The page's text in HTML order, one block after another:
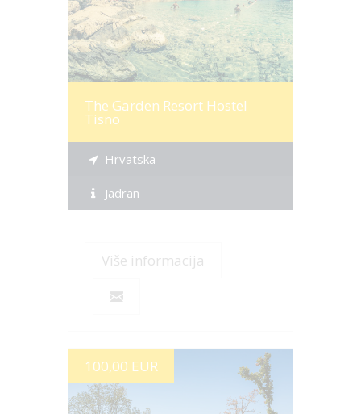
The Garden Resort Hostel
Tisno
Hrvatska
Jadran
Više informacija
100,00 EUR